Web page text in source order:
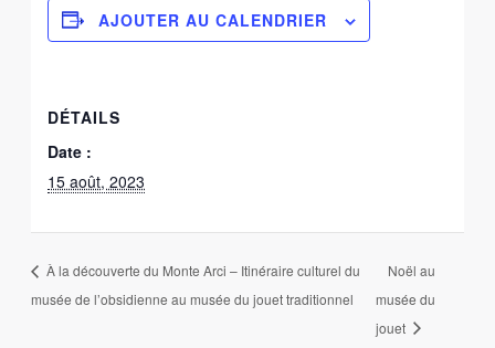
AJOUTER AU CALENDRIER
DÉTAILS
Date :
15 août, 2023
À la découverte du Monte Arci – Itinéraire culturel du
musée de l’obsidienne au musée du jouet traditionnel
Noël au
musée du
jouet